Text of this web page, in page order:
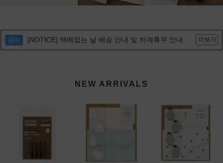
공지 [NOTICE] 택배없는 날 배송 안내 및 하계휴무 안내 더보기
NEW ARRIVALS